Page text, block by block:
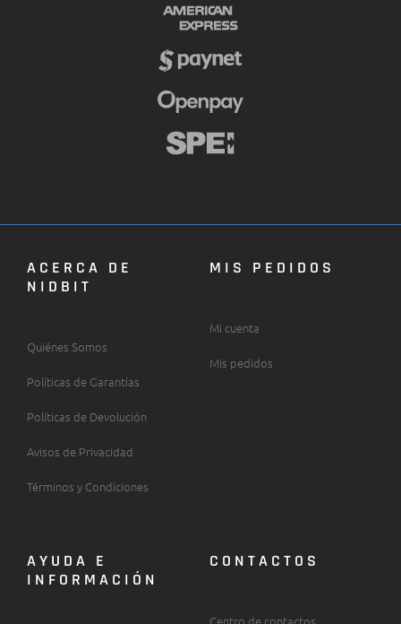
ACERCA DE
NIDBIT
Quiénes Somos
Políticas de Garantías
Políticas de Devolución
Avisos de Privacidad
Términos y Condiciones
MIS PEDIDOS
Mi cuenta
Mis pedidos
AYUDA E
INFORMACIÓN
CONTACTOS
Centro de contactos